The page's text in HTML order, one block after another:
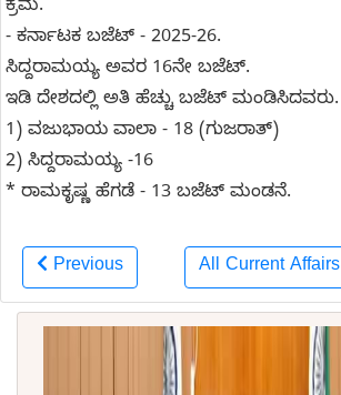
ಕ್ರಮ.
- ಕರ್ನಾಟಕ ಬಜೆಟ್ - 2025-26.
ಸಿದ್ದರಾಮಯ್ಯ ಅವರ 16ನೇ ಬಜೆಟ್.
ಇಡಿ ದೇಶದಲ್ಲಿ ಅತಿ ಹೆಚ್ಚು ಬಜೆಟ್ ಮಂಡಿಸಿದವರು.
1) ವಜುಭಾಯ ವಾಲಾ - 18 (ಗುಜರಾತ್)
2) ಸಿದ್ದರಾಮಯ್ಯ -16
* ರಾಮಕೃಷ್ಣ ಹೆಗಡೆ - 13 ಬಜೆಟ್ ಮಂಡನೆ.
Previous All Current Affairs